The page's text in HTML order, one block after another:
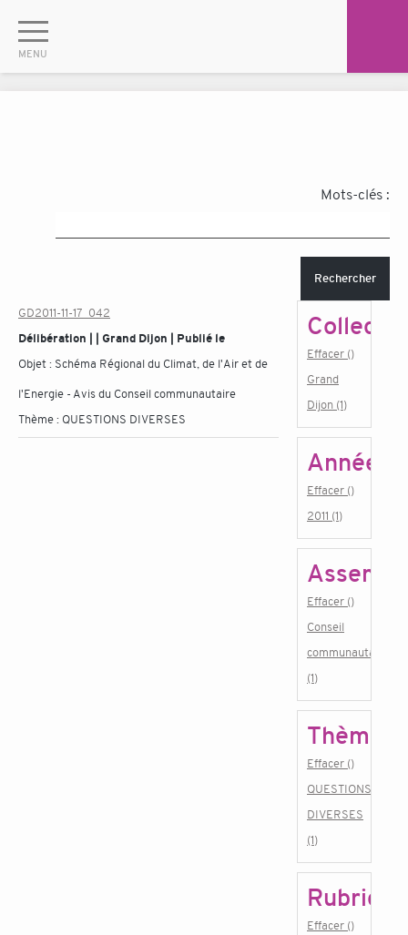
Mots-clés :
Rechercher
GD2011-11-17_042
Délibération | | Grand Dijon | Publié le
Objet : Schéma Régional du Climat, de l'Air et de
l'Energie - Avis du Conseil communautaire
Thème : QUESTIONS DIVERSES
Effacer ()
Grand
Dijon (1)
Année
Effacer ()
2011 (1)
Effacer ()
Conseil
communautaire
(1)
Thème
Effacer ()
QUESTIONS
DIVERSES
(1)
Rubrique
Effacer ()